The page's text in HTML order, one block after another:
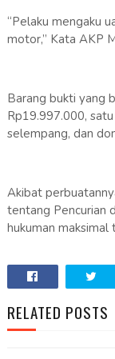
“Pelaku mengaku
motor,” Kata AKP
Barang bukti yang
Rp19.997.000,
selempang, dan
Akibat
tentang Pencurian
hukuman maksimal
RELATED POSTS